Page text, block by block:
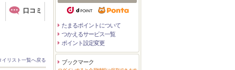
口コミ
イリスト一覧へ戻る
たまるポイントについて
つかえるサービス一覧
ポイント設定変更
ブックマーク